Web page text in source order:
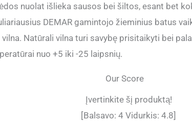
nuolat išlieka sausos bei šiltos, esant bet
DEMAR gamintojo žieminius batus
Natūrali vilna turi savybę prisitaikyti bei
nuo +5 iki -25 laipsnių.
Our Score
Įvertinkite šį produktą!
[Balsavo: 4 Vidurkis: 4.8]